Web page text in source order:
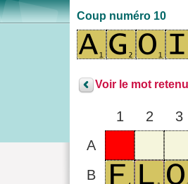
Coup numéro 10
Voir le mot
1 2
3
A
B